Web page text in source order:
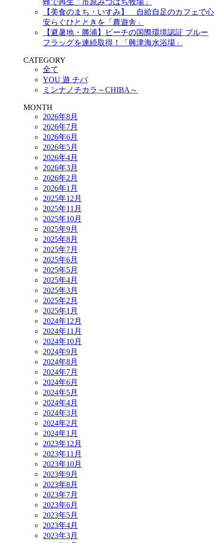
蜂で再生「市原みつばち牧場」
【美食のまち・いすみ】 自給自足のカフェで心
安らぐひとときを「農遊舎」
【避暑地・勝浦】ビーチの国際環境認証 ブルー
フラッグを連続取得！「興津海水浴場」
CATEGORY
全て
YOU 遊 チバ
ミンナノチカラ～CHIBA～
MONTH
2026年8月
2026年7月
2026年6月
2026年5月
2026年4月
2026年3月
2026年2月
2026年1月
2025年12月
2025年11月
2025年10月
2025年9月
2025年8月
2025年7月
2025年6月
2025年5月
2025年4月
2025年3月
2025年2月
2025年1月
2024年12月
2024年11月
2024年10月
2024年9月
2024年8月
2024年7月
2024年6月
2024年5月
2024年4月
2024年3月
2024年2月
2024年1月
2023年12月
2023年11月
2023年10月
2023年9月
2023年8月
2023年7月
2023年6月
2023年5月
2023年4月
2023年3月